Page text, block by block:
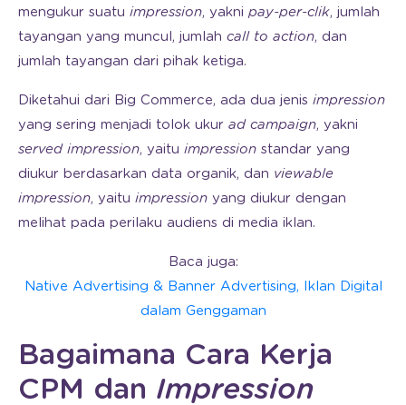
mengukur suatu impression, yakni pay-per-clik, jumlah
tayangan yang muncul, jumlah call to action, dan
jumlah tayangan dari pihak ketiga.
Diketahui dari Big Commerce, ada dua jenis impression
yang sering menjadi tolok ukur ad campaign, yakni
served impression, yaitu impression standar yang
diukur berdasarkan data organik, dan viewable
impression, yaitu impression yang diukur dengan
melihat pada perilaku audiens di media iklan.
Baca juga:
Native Advertising & Banner Advertising, Iklan Digital
dalam Genggaman
Bagaimana Cara Kerja
CPM dan Impression